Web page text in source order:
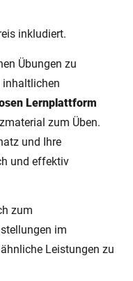
inkludiert.
Übungen zu
inhaltlichen
Lernplattform
zum Üben.
und Ihre
und effektiv
zum
im
Leistungen zu